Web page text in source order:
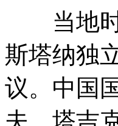
当地时
斯塔纳独
议。中国